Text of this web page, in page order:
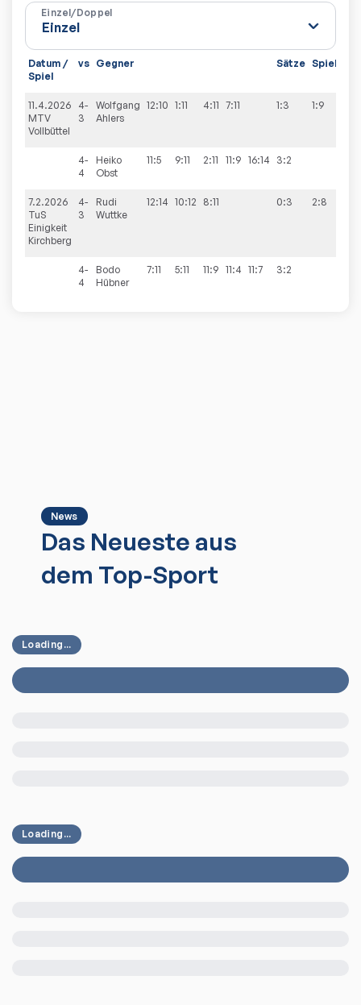
Einzel/Doppel
Datum /
Spiel
vs Gegner Sätze Spiele
11.4.2026
MTV
Vollbüttel
4-
3
Wolfgang
Ahlers
12:10 1:11 4:11 7:11 1:3 1:9
4-
4
Heiko
Obst
11:5 9:11 2:11 11:9 16:14 3:2
7.2.2026
TuS
Einigkeit
Kirchberg
4-
3
Rudi
Wuttke
12:14 10:12 8:11 0:3 2:8
4-
4
Bodo
Hübner
7:11 5:11 11:9 11:4 11:7 3:2
News
Das Neueste aus
dem Top-Sport
Loading...
Loading...